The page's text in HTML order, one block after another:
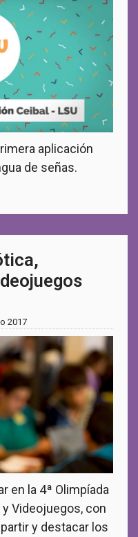
aplicación
de señas.
2017
en la 4ª Olimpíada
Videojuegos, con
y destacar los